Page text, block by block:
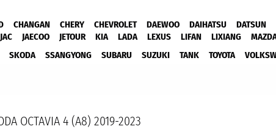
CHANGAN CHERY CHEVROLET DAEWOO DAIHATSU DATSUN
JAC JAECOO JETOUR KIA LADA LEXUS LIFAN LIXIANG
SKODA SSANGYONG SUBARU SUZUKI TANK TOYOTA
OCTAVIA 4 (A8) 2019-2023